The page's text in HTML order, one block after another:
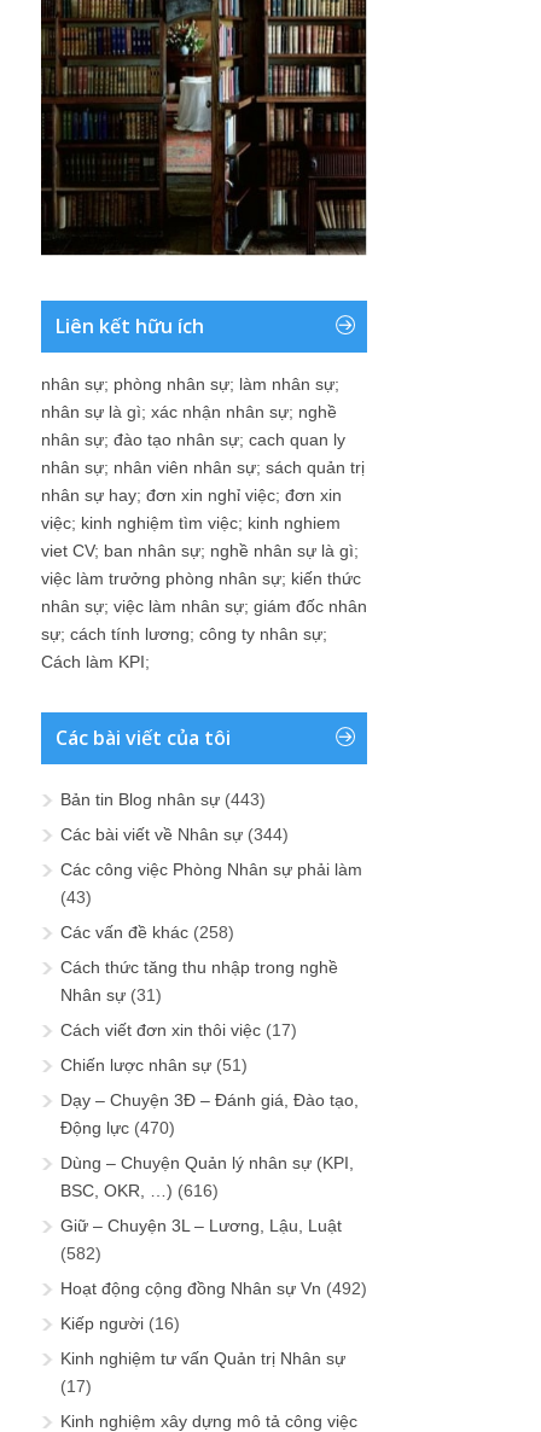
Liên kết hữu ích
nhân sự; phòng nhân sự; làm nhân sự;
nhân sự là gì; xác nhận nhân sự; nghề
nhân sự; đào tạo nhân sự; cach quan ly
nhân sự; nhân viên nhân sự; sách quản trị
nhân sự hay; đơn xin nghỉ việc; đơn xin
việc; kinh nghiệm tìm việc; kinh nghiem
viet CV; ban nhân sự; nghề nhân sự là gì;
việc làm trưởng phòng nhân sự; kiến thức
nhân sự; việc làm nhân sự; giám đốc nhân
sự; cách tính lương; công ty nhân sự;
Cách làm KPI;
Các bài viết của tôi
Bản tin Blog nhân sự (443)
Các bài viết về Nhân sự (344)
Các công việc Phòng Nhân sự phải làm
(43)
Các vấn đề khác (258)
Cách thức tăng thu nhập trong nghề
Nhân sự (31)
Cách viết đơn xin thôi việc (17)
Chiến lược nhân sự (51)
Dạy – Chuyện 3Đ – Đánh giá, Đào tạo,
Động lực (470)
Dùng – Chuyện Quản lý nhân sự (KPI,
BSC, OKR, …) (616)
Giữ – Chuyện 3L – Lương, Lậu, Luật
(582)
Hoạt động cộng đồng Nhân sự Vn (492)
Kiếp người (16)
Kinh nghiệm tư vấn Quản trị Nhân sự
(17)
Kinh nghiệm xây dựng mô tả công việc